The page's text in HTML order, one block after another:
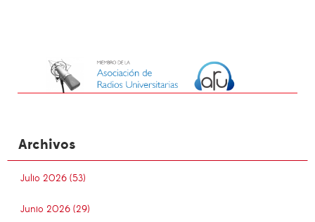
Archivos
Julio 2026 (53)
Junio 2026 (29)